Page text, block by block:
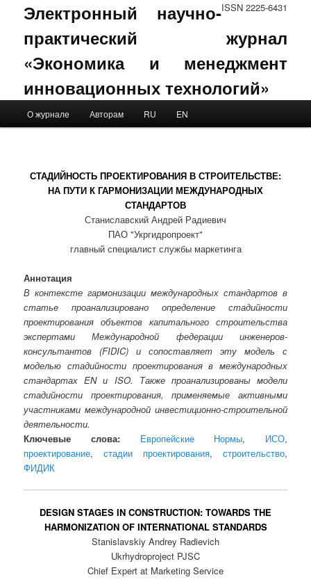
ISSN 2225-6431
Электронный научно-
практический журнал
«Экономика и менеджмент
инновационных технологий»
Skip to primary content
Skip to secondary content
О журнале Авторам RU EN
СТАДИЙНОСТЬ ПРОЕКТИРОВАНИЯ В СТРОИТЕЛЬСТВЕ:
НА ПУТИ К ГАРМОНИЗАЦИИ МЕЖДУНАРОДНЫХ
СТАНДАРТОВ
Станиславский Андрей Радиевич
ПАО "Укргидропроект"
главный специалист службы маркетинга
Аннотация
В контексте гармонизации международных стандартов в
статье проанализировано определение стадийности
проектирования объектов капитального строительства
экспертами Международной федерации инженеров-
консультантов (FIDIC) и сопоставляет эту модель с
моделью стадийности проектирования в международных
стандартах EN и ISO. Также проанализированы модели
стадийности проектирования, применяемые активными
участниками международной инвестиционно-строительной
деятельности.
Ключевые слова:
Европейские Нормы, ИСО,
проектирование,стадии проектирования, строительство,
ФИДИК
DESIGN STAGES IN CONSTRUCTION: TOWARDS THE
HARMONIZATION OF INTERNATIONAL STANDARDS
Stanislavskiy Andrey Radievich
Ukrhydroproject PJSC
Chief Expert at Marketing Service